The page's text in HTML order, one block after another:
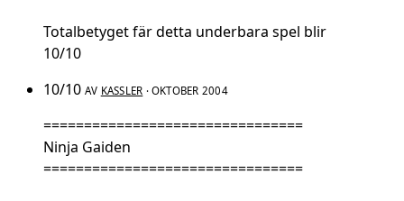
Totalbetyget fär detta underbara spel blir
10/10
10/10 AV KASSLER · OKTOBER 2004
================================
Ninja Gaiden
================================